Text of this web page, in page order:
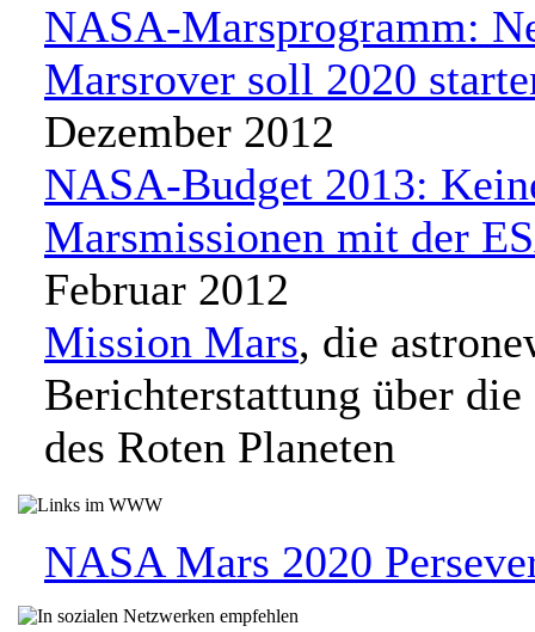
NASA-Marsprogramm:
Marsrover soll 2020
Dezember 2012
NASA-Budget 2013:
Marsmissionen mit der
Februar 2012
Mission Mars, die
Berichterstattung über
des Roten Planeten
NASA Mars 2020